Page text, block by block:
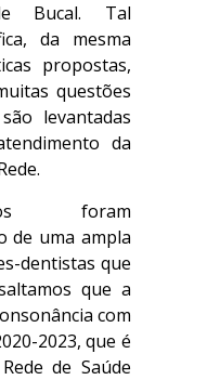
Bucal. Tal
da mesma
propostas,
questões
levantadas
da
foram
de uma ampla
dentistas que
que a
com
2023, que é
de Saúde